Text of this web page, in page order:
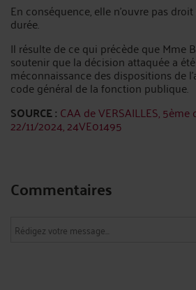
En conséquence, elle n'ouvre pas
durée.
Il résulte de ce qui précède que Mme
soutenir que la décision attaquée a
méconnaissance des dispositions de
code général de la fonction publique.
SOURCE : CAA de VERSAILLES, 5ème
22/11/2024, 24VE01495
Commentaires